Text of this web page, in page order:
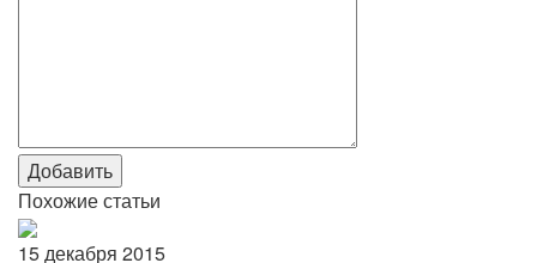
Добавить
Похожие статьи
15 декабря 2015